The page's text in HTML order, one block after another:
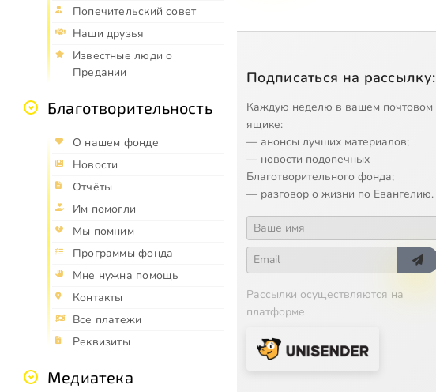
Попечительский совет
Наши друзья
Известные люди о
Предании
Благотворительность
О нашем фонде
Новости
Отчёты
Им помогли
Мы помним
Программы фонда
Мне нужна помощь
Контакты
Все платежи
Реквизиты
Медиатека
Подписаться на рассылку:
Каждую неделю в вашем почтовом
ящике:
— анонсы лучших материалов;
— новости подопечных
Благотворительного фонда;
— разговор о жизни по Евангелию.
Рассылки осуществляются на
платформе